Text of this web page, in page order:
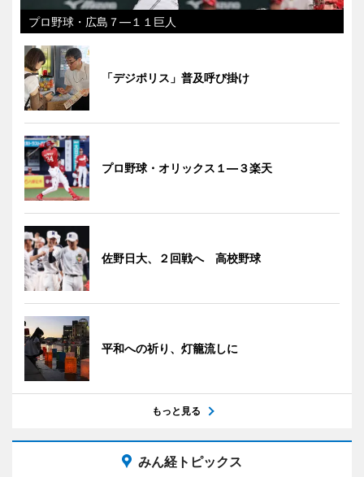
プロ野球・広島７―１１巨人
「デジポリス」普及呼び掛け
プロ野球・オリックス１―３楽天
佐野日大、２回戦へ 高校野球
平和への祈り、灯籠流しに
もっと見る
みん経トピックス